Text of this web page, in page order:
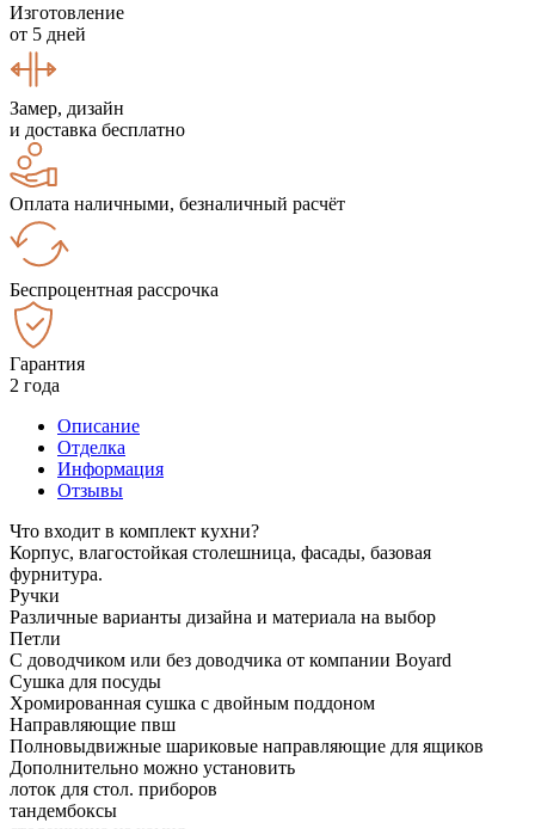
Изготовление
от 5 дней
Замер, дизайн
и доставка бесплатно
Оплата наличными, безналичный расчёт
Беспроцентная рассрочка
Гарантия
2 года
Описание
Отделка
Информация
Отзывы
Что входит в комплект кухни?
Корпус, влагостойкая столешница, фасады, базовая
фурнитура.
Ручки
Различные варианты дизайна и материала на выбор
Петли
С доводчиком или без доводчика от компании Boyard
Сушка для посуды
Хромированная сушка с двойным поддоном
Направляющие пвш
Полновыдвижные шариковые направляющие для ящиков
Дополнительно можно установить
лоток для стол. приборов
тандембоксы